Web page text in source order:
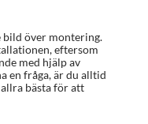
bild över montering.
eftersom
med hjälp av
en fråga, är du alltid
bästa för att